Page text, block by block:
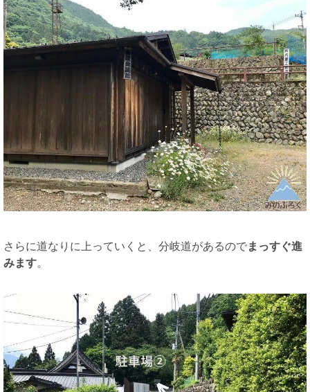
さらに道なりに上っていくと、分岐道があるのでまっすぐ進
みます。